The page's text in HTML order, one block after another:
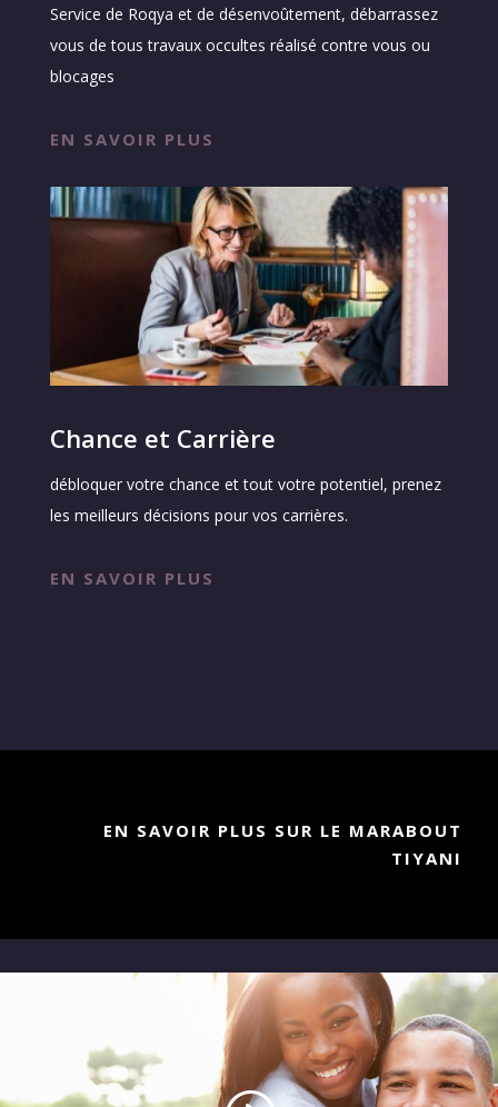
Service de Roqya et de désenvoûtement, débarrassez
vous de tous travaux occultes réalisé contre vous ou
blocages
EN SAVOIR PLUS
Chance et Carrière
débloquer votre chance et tout votre potentiel, prenez
les meilleurs décisions pour vos carrières.
EN SAVOIR PLUS
EN SAVOIR PLUS SUR LE MARABOUT
TIYANI